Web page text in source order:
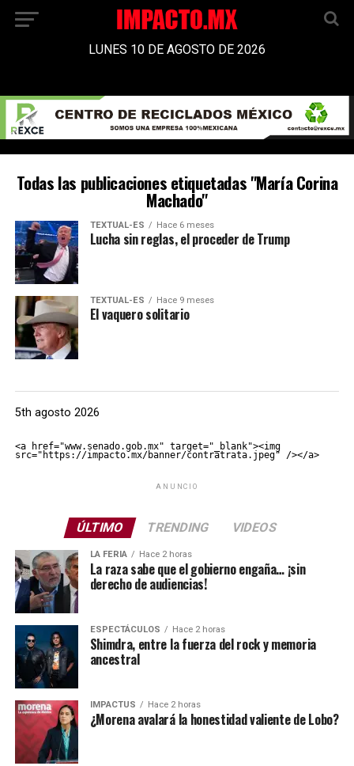
LUNES 10 DE AGOSTO DE 2026
Todas las publicaciones etiquetadas "María Corina
Machado"
TEXTUAL-ES Hace 6 meses
Lucha sin reglas, el proceder de Trump
TEXTUAL-ES Hace 9 meses
El vaquero solitario
5th agosto 2026
<a href="www.senado.gob.mx" target="_blank"><img
src="https://impacto.mx/banner/contratrata.jpeg" /></a>
ANUNCIO
ÚLTIMO TRENDING VIDEOS
LA FERIA Hace 2 horas
La raza sabe que el gobierno engaña… ¡sin
derecho de audiencias!
ESPECTÁCULOS Hace 2 horas
Shimdra, entre la fuerza del rock y memoria
ancestral
IMPACTUS Hace 2 horas
¿Morena avalará la honestidad valiente de Lobo?